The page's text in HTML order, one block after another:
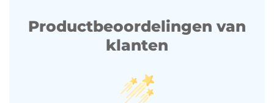
Productbeoordelingen van
klanten